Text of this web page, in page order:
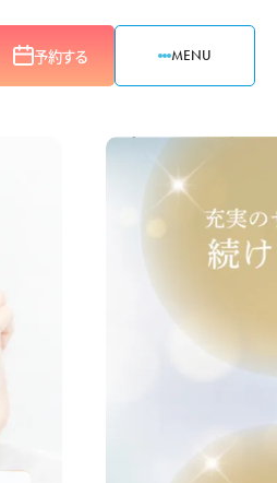
予約する MENU